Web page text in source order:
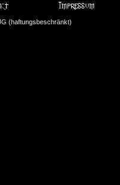
(haftungsbeschränkt)